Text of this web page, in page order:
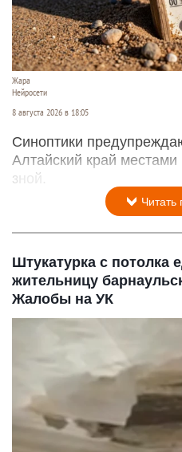
Жара
Нейросети
8 августа 2026 в 18:05
Синоптики
Алтайский край
зной.
Читать
Штукатурка с потолка
жительницу
Жалобы на УК